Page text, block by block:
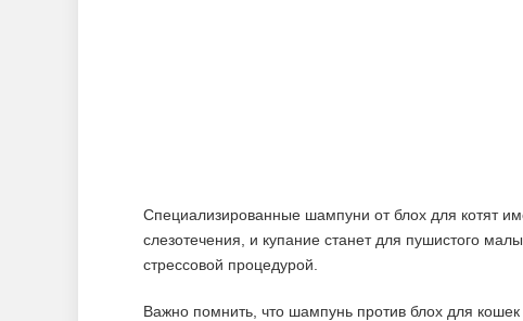
Специализированные шампуни от блох для котят
слезотечения, и купание станет для пушистого
стрессовой процедурой.
Важно помнить, что шампунь против блох для